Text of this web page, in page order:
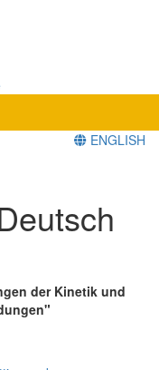
ENGLISH
der Kinetik und